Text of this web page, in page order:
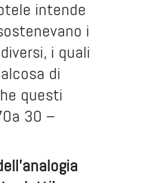
intende
i
i quali
di
questi
30 –